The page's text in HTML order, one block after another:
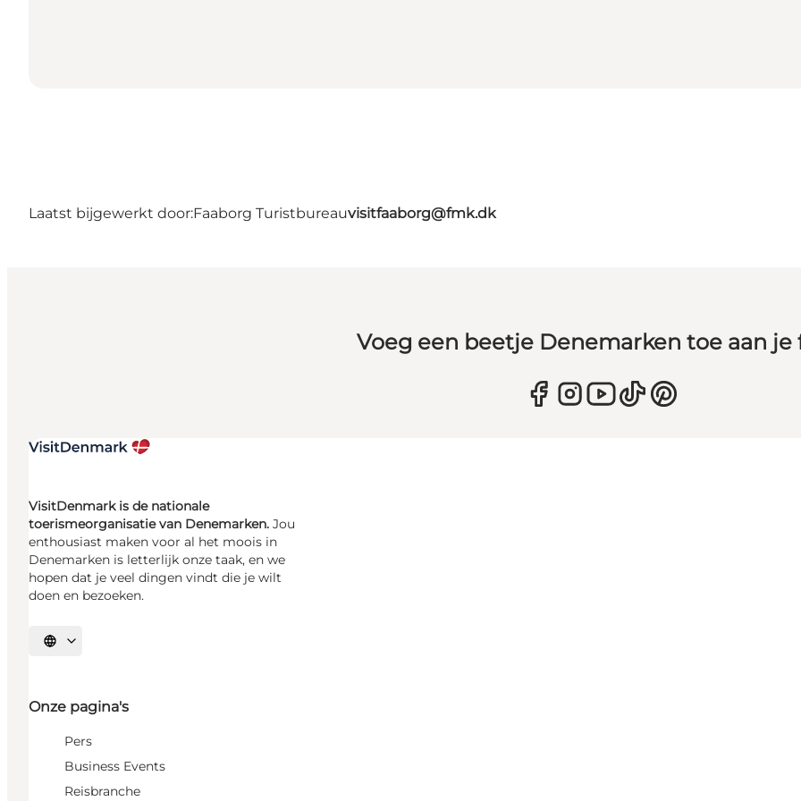
Laatst bijgewerkt door:Faaborg Turistbureauvisitfaaborg@fmk.dk
Voeg een beetje Denemarken toe aan je
VisitDenmark is de nationale
toerismeorganisatie van Denemarken. Jou
enthousiast maken voor al het moois in
Denemarken is letterlijk onze taak, en we
hopen dat je veel dingen vindt die je wilt
doen en bezoeken.
Selecteer taal
Onze pagina's
Pers
Business Events
Reisbranche